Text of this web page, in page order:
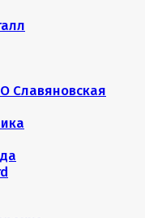
Славяновская